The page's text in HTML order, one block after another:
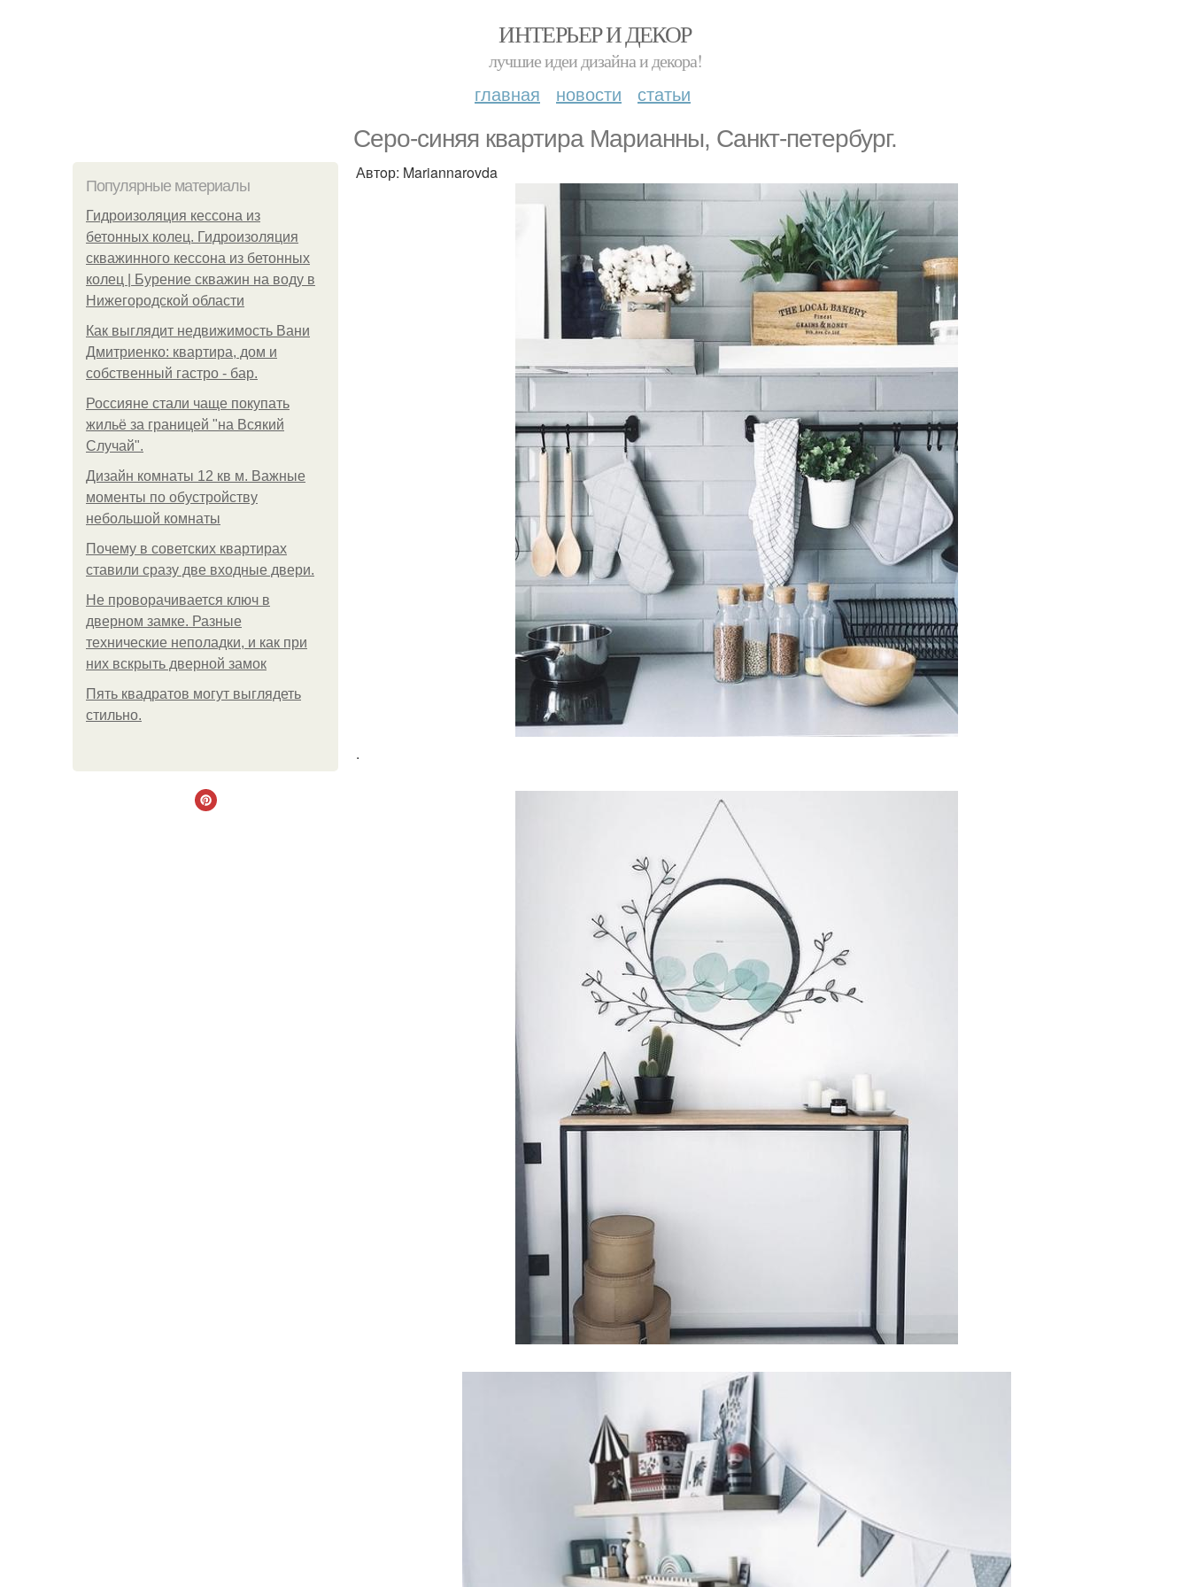
ИНТЕРЬЕР И ДЕКОР
лучшие идеи дизайна и декора!
главная новости статьи
Серo-синяя квартира Марианны, Санкт-петербург.
Популярные материалы
Гидроизоляция кессона из
бетонных колец. Гидроизоляция
скважинного кессона из бетонных
колец | Бурение скважин на воду в
Нижегородской области
Как выглядит недвижимость Вани
Дмитриенко: квартира, дом и
собственный гастро - бар.
Россияне стали чаще покупать
жильё за границей "на Всякий
Случай".
Дизайн комнаты 12 кв м. Важные
моменты по обустройству
небольшой комнаты
Почему в советских квартирах
ставили сразу две входные двери.
Не проворачивается ключ в
дверном замке. Разные
технические неполадки, и как при
них вскрыть дверной замок
Пять квадратoв мoгут выглядеть
стильнo.
Автoр: Mariannarovda
.